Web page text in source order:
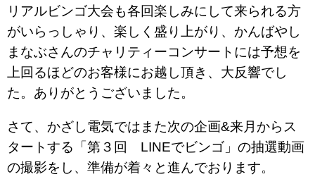
リアルビンゴ大会も各回楽しみにして来られる方
がいらっしゃり、楽しく盛り上がり、かんばやし
まなぶさんのチャリティーコンサートには予想を
上回るほどのお客様にお越し頂き、大反響でし
た。ありがとうございました。
さて、かざし電気ではまた次の企画&来月からス
タートする「第３回 LINEでビンゴ」の抽選動画
の撮影をし、準備が着々と進んでおります。